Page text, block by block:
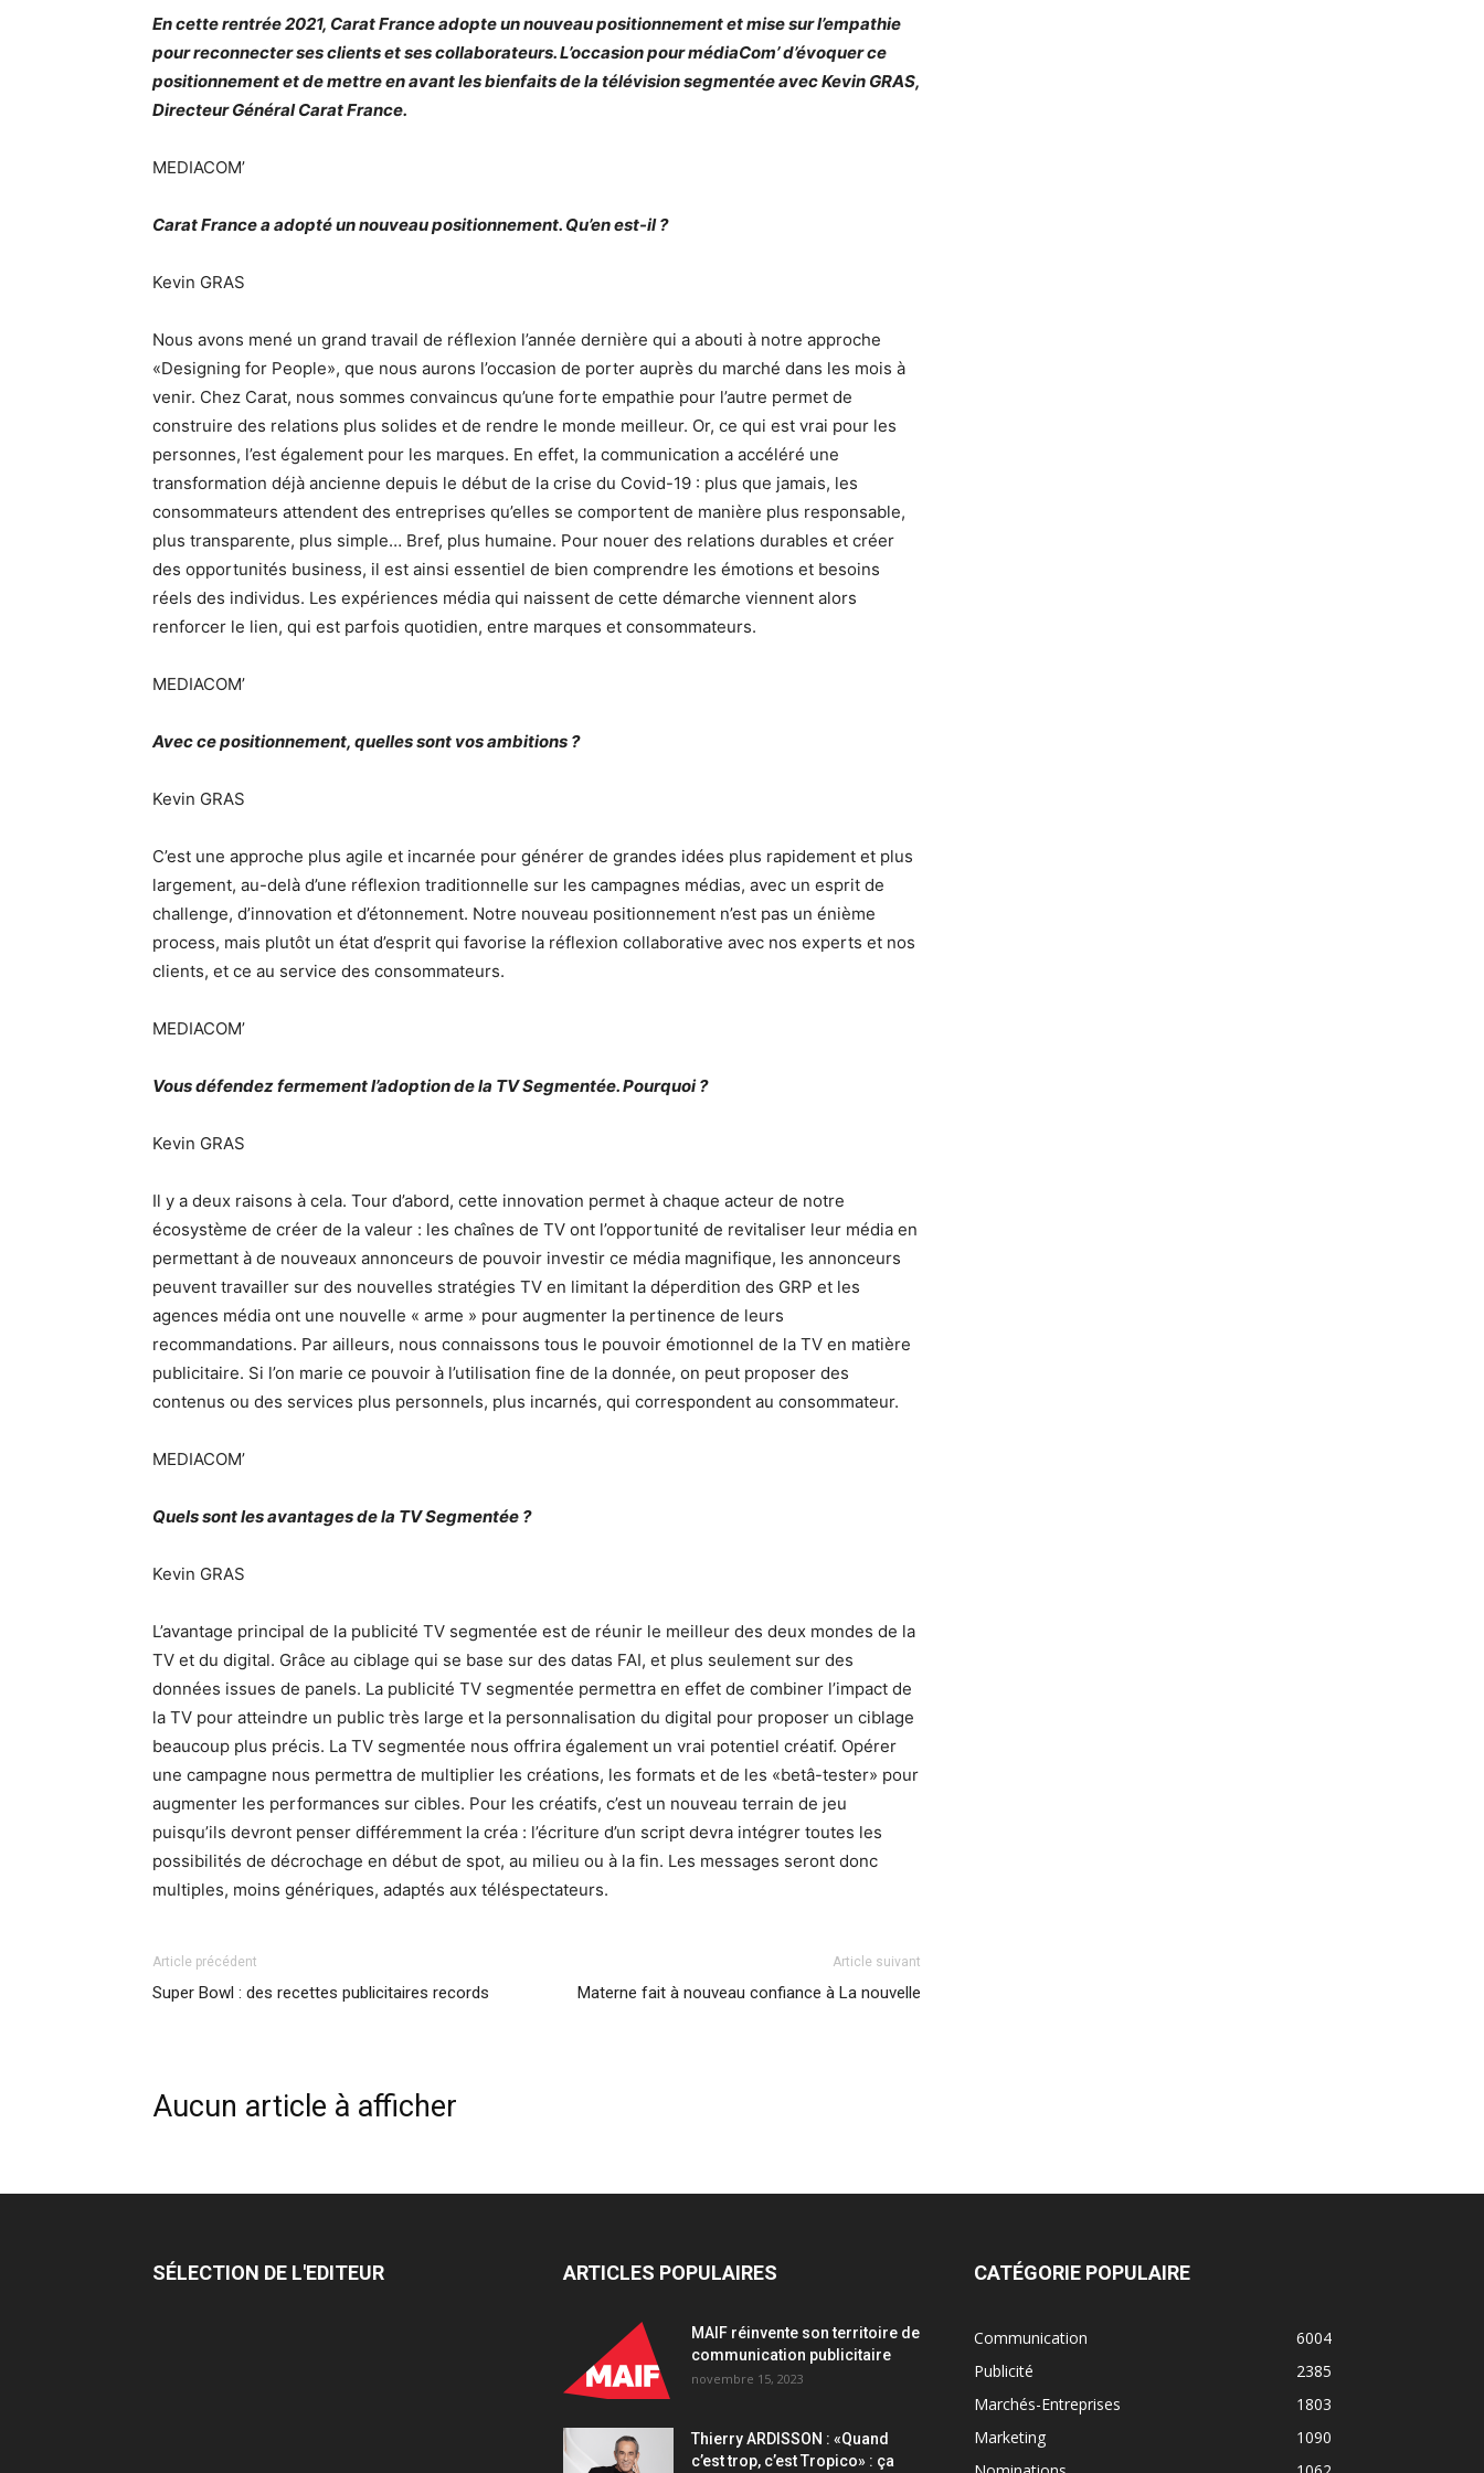
En cette rentrée 2021, Carat France adopte un nouveau positionnement et mise sur l’empathie
pour reconnecter ses clients et ses collaborateurs. L’occasion pour médiaCom’ d’évoquer ce
positionnement et de mettre en avant les bienfaits de la télévision segmentée avec Kevin GRAS,
Directeur Général Carat France.
MEDIACOM’
Carat France a adopté un nouveau positionnement. Qu’en est-il ?
Kevin GRAS
Nous avons mené un grand travail de réflexion l’année dernière qui a abouti à notre approche
«Designing for People», que nous aurons l’occasion de porter auprès du marché dans les mois à
venir. Chez Carat, nous sommes convaincus qu’une forte empathie pour l’autre permet de
construire des relations plus solides et de rendre le monde meilleur. Or, ce qui est vrai pour les
personnes, l’est également pour les marques. En effet, la communication a accéléré une
transformation déjà ancienne depuis le début de la crise du Covid-19 : plus que jamais, les
consommateurs attendent des entreprises qu’elles se comportent de manière plus responsable,
plus transparente, plus simple… Bref, plus humaine. Pour nouer des relations durables et créer
des opportunités business, il est ainsi essentiel de bien comprendre les émotions et besoins
réels des individus. Les expériences média qui naissent de cette démarche viennent alors
renforcer le lien, qui est parfois quotidien, entre marques et consommateurs.
MEDIACOM’
Avec ce positionnement, quelles sont vos ambitions ?
Kevin GRAS
C’est une approche plus agile et incarnée pour générer de grandes idées plus rapidement et plus
largement, au-delà d’une réflexion traditionnelle sur les campagnes médias, avec un esprit de
challenge, d’innovation et d’étonnement. Notre nouveau positionnement n’est pas un énième
process, mais plutôt un état d’esprit qui favorise la réflexion collaborative avec nos experts et nos
clients, et ce au service des consommateurs.
MEDIACOM’
Vous défendez fermement l’adoption de la TV Segmentée. Pourquoi ?
Kevin GRAS
Il y a deux raisons à cela. Tour d’abord, cette innovation permet à chaque acteur de notre
écosystème de créer de la valeur : les chaînes de TV ont l’opportunité de revitaliser leur média en
permettant à de nouveaux annonceurs de pouvoir investir ce média magnifique, les annonceurs
peuvent travailler sur des nouvelles stratégies TV en limitant la déperdition des GRP et les
agences média ont une nouvelle « arme » pour augmenter la pertinence de leurs
recommandations. Par ailleurs, nous connaissons tous le pouvoir émotionnel de la TV en matière
publicitaire. Si l’on marie ce pouvoir à l’utilisation fine de la donnée, on peut proposer des
contenus ou des services plus personnels, plus incarnés, qui correspondent au consommateur.
MEDIACOM’
Quels sont les avantages de la TV Segmentée ?
Kevin GRAS
L’avantage principal de la publicité TV segmentée est de réunir le meilleur des deux mondes de la
TV et du digital. Grâce au ciblage qui se base sur des datas FAI, et plus seulement sur des
données issues de panels. La publicité TV segmentée permettra en effet de combiner l’impact de
la TV pour atteindre un public très large et la personnalisation du digital pour proposer un ciblage
beaucoup plus précis. La TV segmentée nous offrira également un vrai potentiel créatif. Opérer
une campagne nous permettra de multiplier les créations, les formats et de les «betâ-tester» pour
augmenter les performances sur cibles. Pour les créatifs, c’est un nouveau terrain de jeu
puisqu’ils devront penser différemment la créa : l’écriture d’un script devra intégrer toutes les
possibilités de décrochage en début de spot, au milieu ou à la fin. Les messages seront donc
multiples, moins génériques, adaptés aux téléspectateurs.
Article précédent
Super Bowl : des recettes publicitaires records
Article suivant
Materne fait à nouveau confiance à La nouvelle
Aucun article à afficher
SÉLECTION DE L'EDITEUR ARTICLES POPULAIRES
MAIF réinvente son territoire de
communication publicitaire
novembre 15, 2023
Thierry ARDISSON : «Quand
c’est trop, c’est Tropico» : ça
CATÉGORIE POPULAIRE
Communication
6004
Publicité
2385
Marchés-Entreprises
1803
Marketing
1090